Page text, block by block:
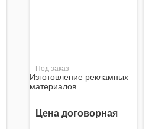
Под заказ
Изготовление рекламных
материалов
Цена договорная